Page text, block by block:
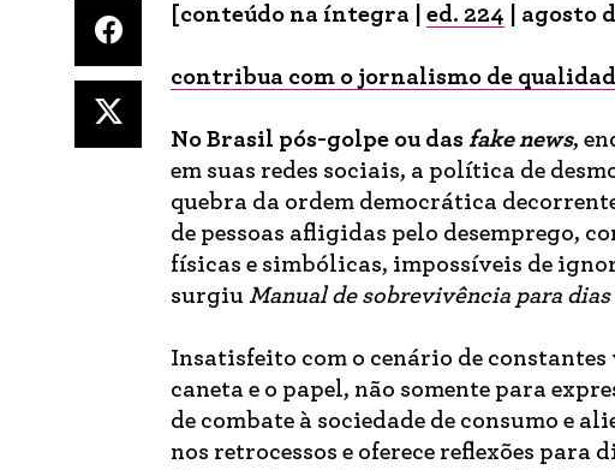
[conteúdo na íntegra | ed. 224 agosto
contribua com o jornalismo de
No Brasil pós-golpe ou das fake news,
em suas redes sociais, a política de
quebra da ordem democrática
de pessoas afligidas pelo desemprego,
físicas e simbólicas, impossíveis de
surgiu Manual de sobrevivência para
Insatisfeito com o cenário de
caneta e o papel, não somente para
de combate à sociedade de consumo e
nos retrocessos e oferece reflexões para